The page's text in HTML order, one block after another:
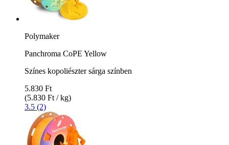
Polymaker
Panchroma CoPE Yellow
Színes kopoliészter sárga színben
5.830 Ft
(5.830 Ft / kg)
3.5 (2)